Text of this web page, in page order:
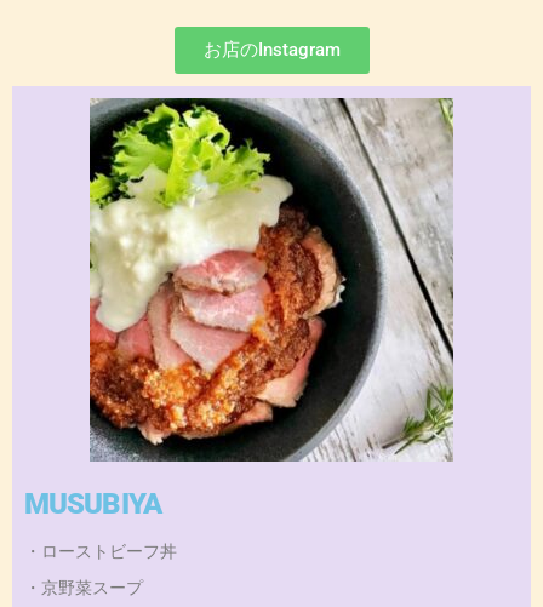
お店のInstagram
MUSUBIYA
・ローストビーフ丼
・京野菜スープ